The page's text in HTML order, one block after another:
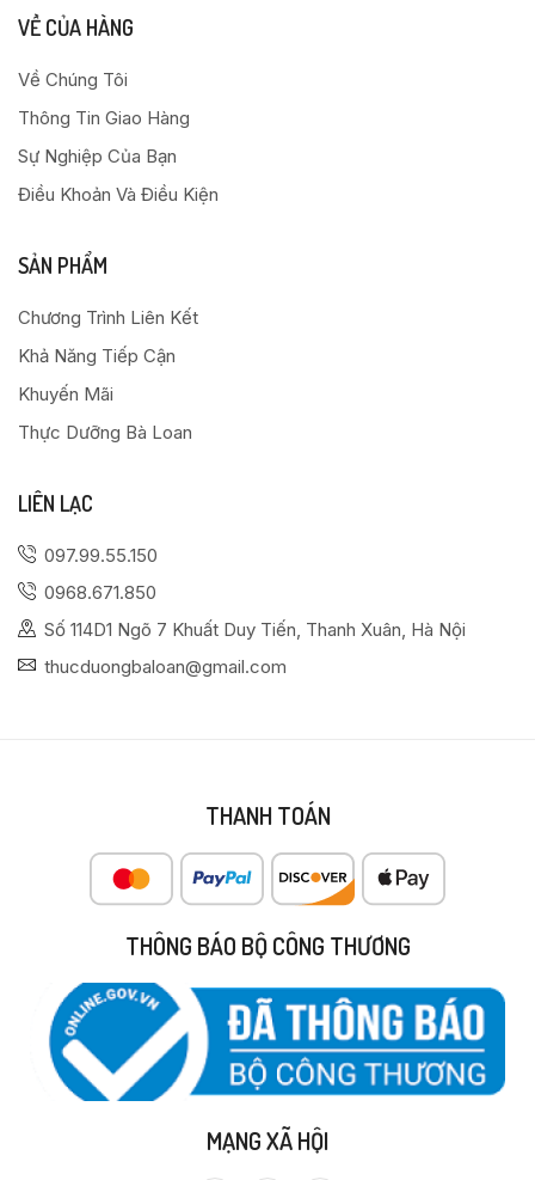
VỀ CỦA HÀNG
Về Chúng Tôi
Thông Tin Giao Hàng
Sự Nghiệp Của Bạn
Điều Khoản Và Điều Kiện
SẢN PHẨM
Chương Trình Liên Kết
Khả Năng Tiếp Cận
Khuyến Mãi
Thực Dưỡng Bà Loan
LIÊN LẠC
097.99.55.150
0968.671.850
Số 114D1 Ngõ 7 Khuất Duy Tiến, Thanh Xuân, Hà Nội
thucduongbaloan@gmail.com
THANH TOÁN
THÔNG BÁO BỘ CÔNG THƯƠNG
MẠNG XÃ HỘI